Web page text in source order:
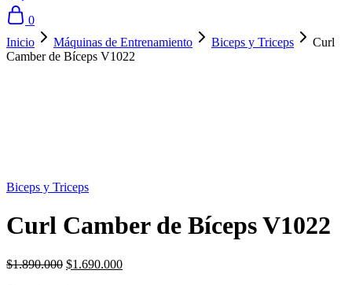
0
Inicio
Máquinas de Entrenamiento Biceps y Triceps
Curl
Camber de Bíceps V1022
Biceps y Triceps
Curl Camber de Bíceps V1022
$1.890.000 El
$1.690.000El